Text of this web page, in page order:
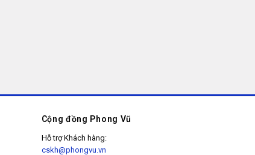
Cộng đồng Phong Vũ
Hỗ trợ Khách hàng:
cskh@phongvu.vn